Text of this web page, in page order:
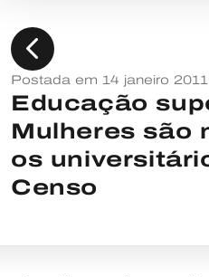
chevron_left
Postada em 14 janeiro 2011
Educação
Mulheres são
os
Censo